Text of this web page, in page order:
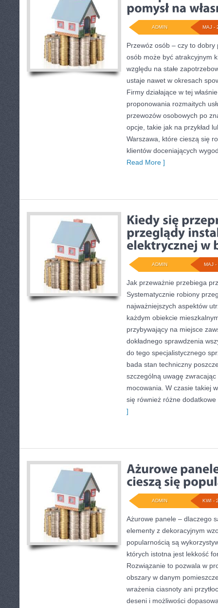
MAJ -
ADMIN
Przewóz osób – czy to dobry
osób może być atrakcyjnym
względu na stałe
ustaje nawet w okresach
Firmy działające w tej
proponowania rozmaitych
przewozów osobowych po
opcje, takie jak na przykład
Warszawa, które cieszą się
klientów doceniających
Read More ]
MAJ -
ADMIN
Jak przeważnie przebiega
Systematycznie robiony
najważniejszych aspektów
każdym obiekcie
przybywający na miejsce
dokładnego sprawdzenia
do tego specjalistycznego
bada stan techniczny
szczególną uwagę
mocowania. W czasie takiej
się również różne
]
KWI -
ADMIN
Ażurowe panele – dlaczego
elementy z dekoracyjnym
popularnością są
których istotna jest lekkość
Rozwiązanie to pozwala w
obszary w danym
wrażenia ciasnoty ani
deseni i możliwości